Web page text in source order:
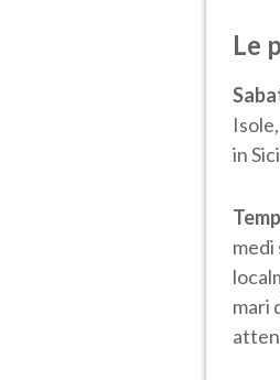
Le
in
mari